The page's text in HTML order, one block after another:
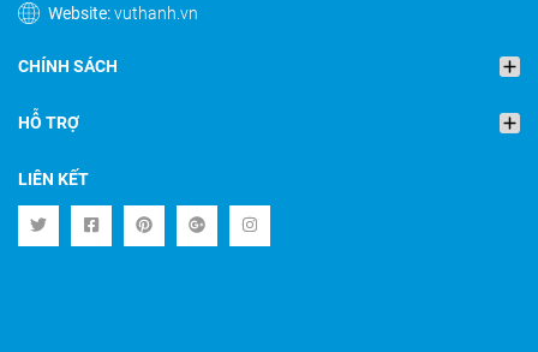
Website:vuthanh.vn
CHÍNH SÁCH
HỖ TRỢ
LIÊN KẾT